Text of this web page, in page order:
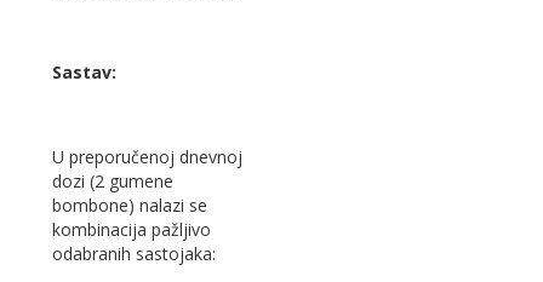
Sastav:
U preporučenoj dnevnoj
dozi (2 gumene
bombone) nalazi se
kombinacija pažljivo
odabranih sastojaka: